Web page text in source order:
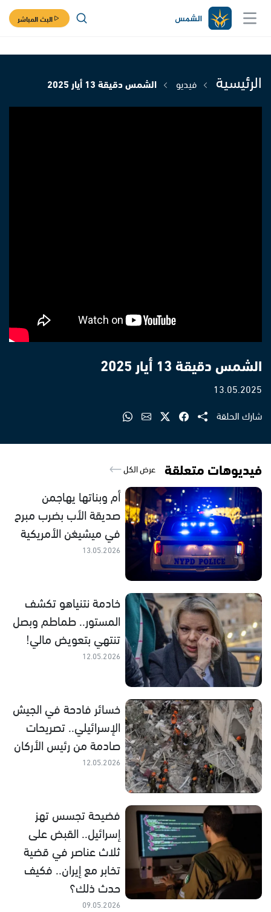
البث المباشر
الرئيسية فيديو الشمس دقيقة 13 أيار 2025
الشمس دقيقة 13 أيار 2025
13.05.2025
شارك الحلقة
فيديوهات متعلقة عرض الكل
أم وبناتها يهاجمن
صديقة الأب بضرب مبرح
في ميشيغن الأمريكية
13.05.2026
خادمة نتنياهو تكشف
المستور.. طماطم وبصل
تنتهي بتعويض مالي!
12.05.2026
خسائر فادحة في الجيش
الإسرائيلي.. تصريحات
صادمة من رئيس الأركان
12.05.2026
فضيحة تجسس تهز
إسرائيل.. القبض على
ثلاث عناصر في قضية
تخابر مع إيران.. فكيف
حدث ذلك؟
09.05.2026